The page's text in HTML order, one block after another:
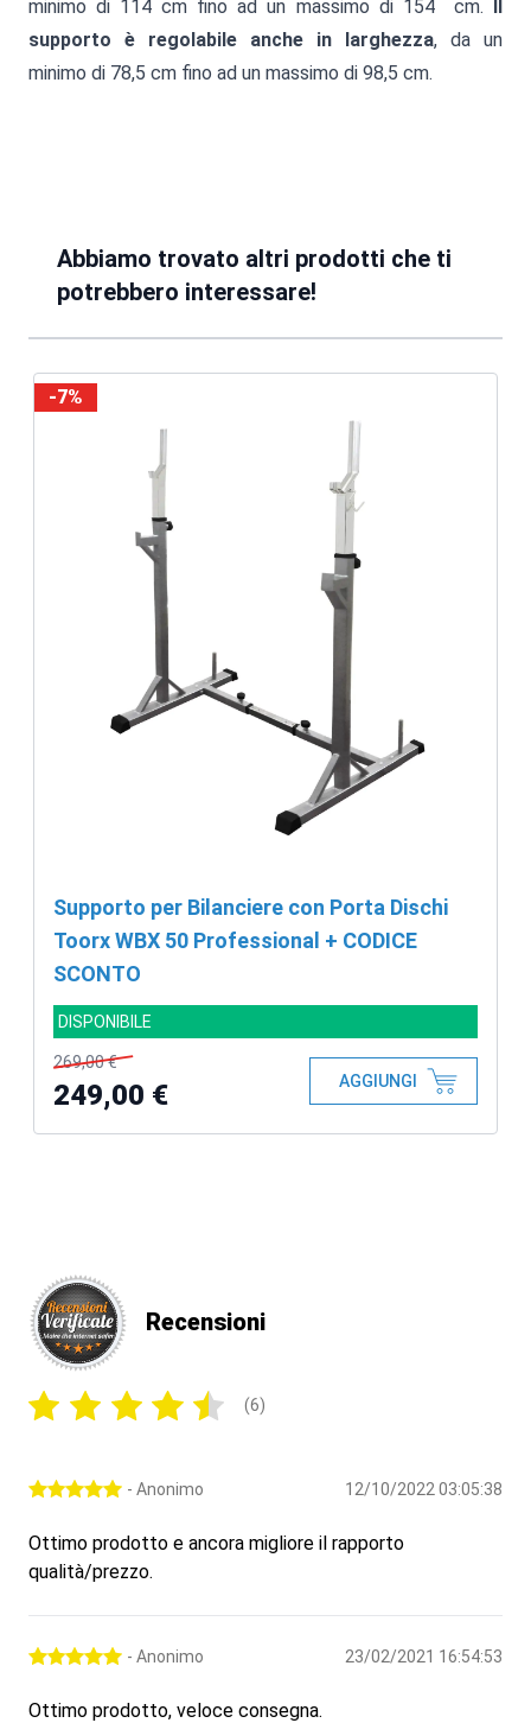
minimo di 114 cm fino ad un massimo di 154 cm.
supporto è regolabile anche in larghezza, da un
minimo di 78,5 cm fino ad un massimo di 98,5 cm.
Abbiamo trovato altri prodotti che ti
potrebbero interessare!
Supporto per Bilanciere con Porta Dischi
Toorx WBX 50 Professional + CODICE
SCONTO
DISPONIBILE
-7%
269,00 €
249,00 € AGGIUNGI
Recensioni
(6)
- Anonimo 12/10/2022 03:05:38
Ottimo prodotto e ancora migliore il rapporto
qualità/prezzo.
- Anonimo 23/02/2021 16:54:53
Ottimo prodotto, veloce consegna.